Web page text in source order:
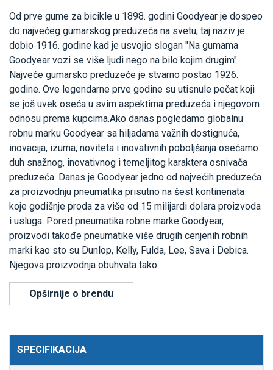
Od prve gume za bicikle u 1898. godini Goodyear je dospeo
do najvećeg gumarskog preduzeća na svetu; taj naziv je
dobio 1916. godine kad je usvojio slogan "Na gumama
Goodyear vozi se više ljudi nego na bilo kojim drugim".
Najveće gumarsko preduzeće je stvarno postao 1926.
godine. Ove legendarne prve godine su utisnule pečat koji
se još uvek oseća u svim aspektima preduzeća i njegovom
odnosu prema kupcima.Ako danas pogledamo globalnu
robnu marku Goodyear sa hiljadama važnih dostignuća,
inovacija, izuma, noviteta i inovativnih poboljšanja osećamo
duh snažnog, inovativnog i temeljitog karaktera osnivača
preduzeća. Danas je Goodyear jedno od najvećih preduzeća
za proizvodnju pneumatika prisutno na šest kontinenata
koje godišnje proda za više od 15 milijardi dolara proizvoda
i usluga. Pored pneumatika robne marke Goodyear,
proizvodi takođe pneumatike više drugih cenjenih robnih
marki kao sto su Dunlop, Kelly, Fulda, Lee, Sava i Debica.
Njegova proizvodnja obuhvata tako
Opširnije o brendu
SPECIFIKACIJA